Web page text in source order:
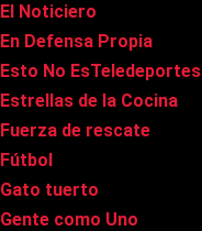
El Noticiero
En Defensa Propia
Esto No EsTeledeportes
Estrellas de la Cocina
Fuerza de rescate
Fútbol
Gato tuerto
Gente como Uno